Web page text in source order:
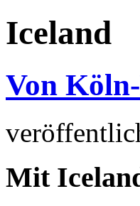
Iceland
Von
Mit